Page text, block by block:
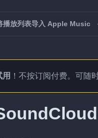
播放列表导入 Apple Music
！不按订阅付费。可随